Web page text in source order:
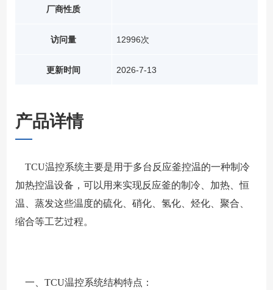
厂商性质
访问量
更新时间
12996次
2026-7-13
产品详情
TCU温控系统主要是用于多台反应釜控温的一种制冷
加热控温设备，可以用来实现反应釜的制冷、加热、恒
温、蒸发这些温度的硫化、硝化、氢化、烃化、聚合、
缩合等工艺过程。
一、TCU温控系统结构特点：